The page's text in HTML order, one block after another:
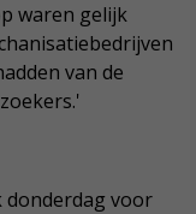
waren gelijk
van de
donderdag voor